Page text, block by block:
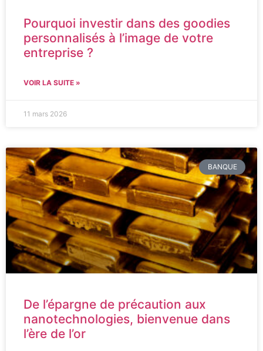
Pourquoi investir dans des goodies
personnalisés à l’image de votre
entreprise ?
VOIR LA SUITE »
11 mars 2026
BANQUE
De l’épargne de précaution aux
nanotechnologies, bienvenue dans
l’ère de l’or